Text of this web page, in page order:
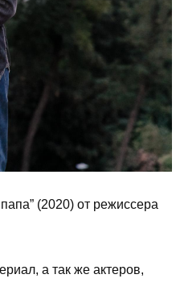
(2020) от режиссера
а так же актеров,